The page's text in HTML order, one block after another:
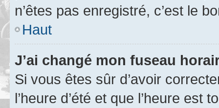
n’êtes pas enregistré, c’est le
Haut
J’ai changé mon fuseau
Si vous êtes sûr d’avoir
l’heure d’été et que l’heure est